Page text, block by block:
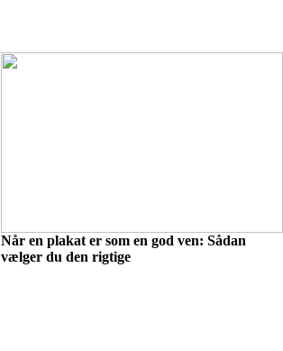
Når en plakat er som en god ven: Sådan
vælger du den rigtige